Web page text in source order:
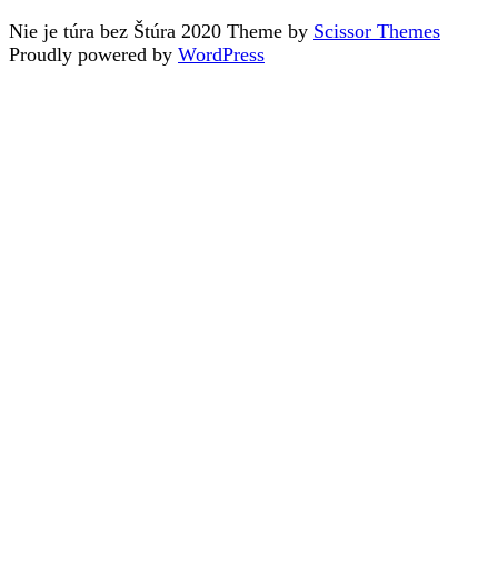
Nie je túra bez Štúra 2020 Theme by Scissor Themes
Proudly powered by WordPress